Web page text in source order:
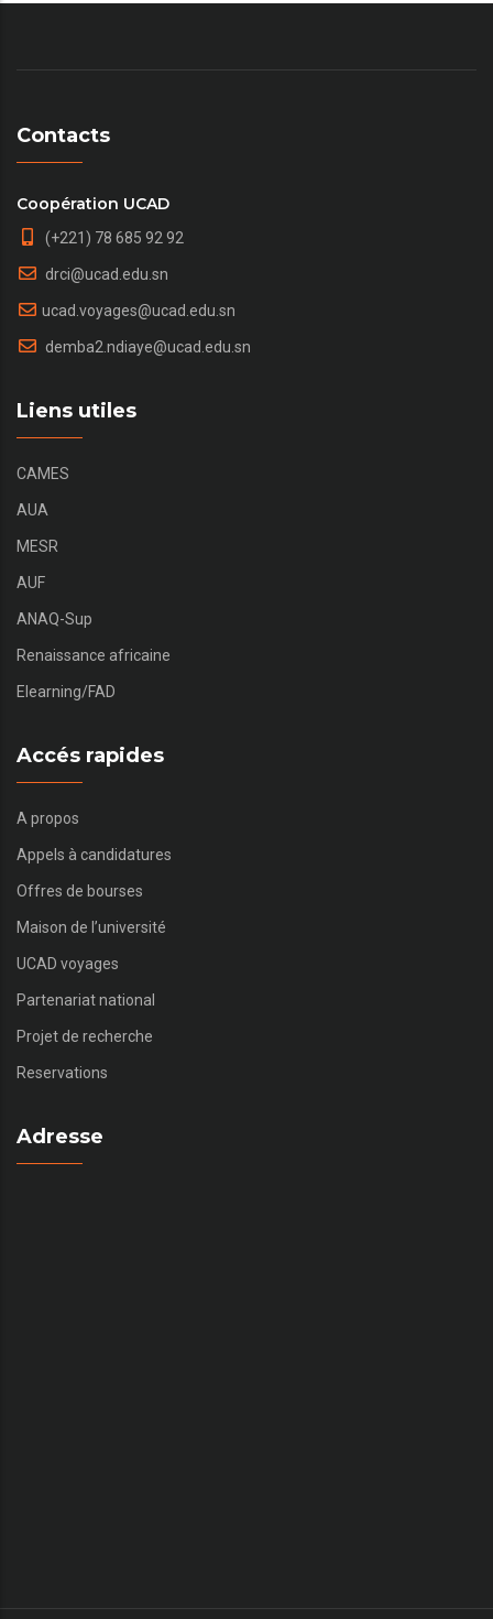
Contacts
Coopération UCAD
(+221) 78 685 92 92
drci@ucad.edu.sn
ucad.voyages@ucad.edu.sn
demba2.ndiaye@ucad.edu.sn
Liens utiles
CAMES
AUA
MESR
AUF
ANAQ-Sup
Renaissance africaine
Elearning/FAD
Accés rapides
A propos
Appels à candidatures
Offres de bourses
Maison de l’université
UCAD voyages
Partenariat national
Projet de recherche
Reservations
Adresse